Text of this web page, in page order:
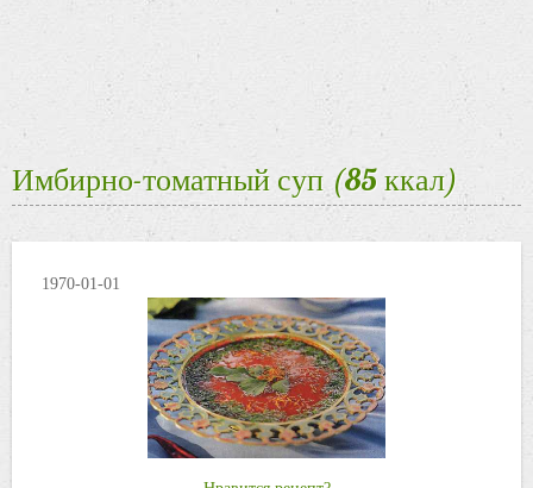
Имбирно-томатный суп (85 ккал)
1970-01-01